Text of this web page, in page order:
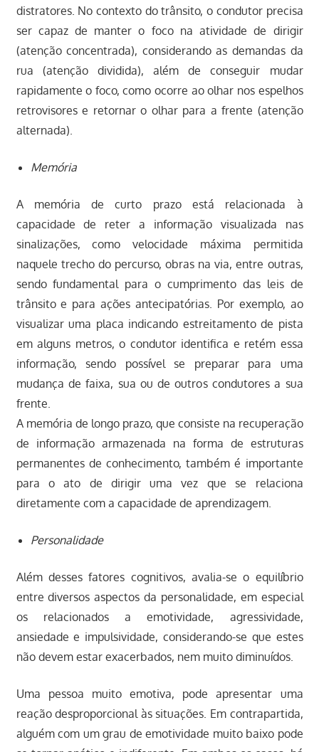
distratores. No contexto do trânsito, o condutor precisa
ser capaz de manter o foco na atividade de dirigir
(atenção concentrada), considerando as demandas da
rua (atenção dividida), além de conseguir mudar
rapidamente o foco, como ocorre ao olhar nos espelhos
retrovisores e retornar o olhar para a frente (atenção
alternada).
Memória
A memória de curto prazo está relacionada à
capacidade de reter a informação visualizada nas
sinalizações, como velocidade máxima permitida
naquele trecho do percurso, obras na via, entre outras,
sendo fundamental para o cumprimento das leis de
trânsito e para ações antecipatórias. Por exemplo, ao
visualizar uma placa indicando estreitamento de pista
em alguns metros, o condutor identifica e retém essa
informação, sendo possível se preparar para uma
mudança de faixa, sua ou de outros condutores a sua
frente.
A memória de longo prazo, que consiste na recuperação
de informação armazenada na forma de estruturas
permanentes de conhecimento, também é importante
para o ato de dirigir uma vez que se relaciona
diretamente com a capacidade de aprendizagem.
Personalidade
Além desses fatores cognitivos, avalia-se o equilíbrio
entre diversos aspectos da personalidade, em especial
os relacionados a emotividade, agressividade,
ansiedade e impulsividade, considerando-se que estes
não devem estar exacerbados, nem muito diminuídos.
Uma pessoa muito emotiva, pode apresentar uma
reação desproporcional às situações. Em contrapartida,
alguém com um grau de emotividade muito baixo pode